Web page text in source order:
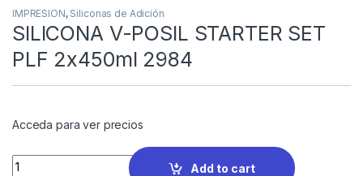
IMPRESION, Siliconas de Adición
SILICONA V-POSIL STARTER SET
PLF 2x450ml 2984
Acceda para ver precios
Quantity
Add to cart